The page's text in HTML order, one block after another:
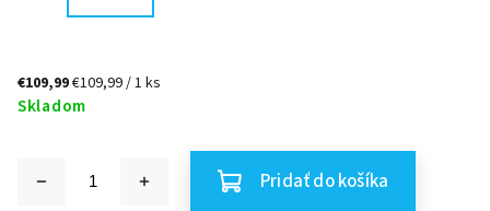
€109,99€109,99 / 1 ks
Skladom
Pridať do košíka